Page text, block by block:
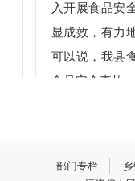
入开展食品安
显成效，有力
可以说，我县
食品安全事故。
用食品添加剂
部门专栏